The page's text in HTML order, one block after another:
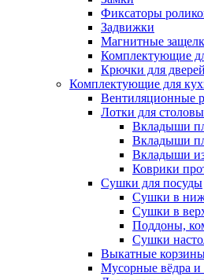
Фиксаторы
Задвижки
Магнитные
Комплектующие
Крючки для дверей
Комплектующие для
Вентиляционные
Лотки для
Вкладыши
Вкладыши
Вкладыши
Коврики
Сушки для посуды
Сушки в
Сушки в
Поддоны,
Сушки
Выкатные
Мусорные вёдра и